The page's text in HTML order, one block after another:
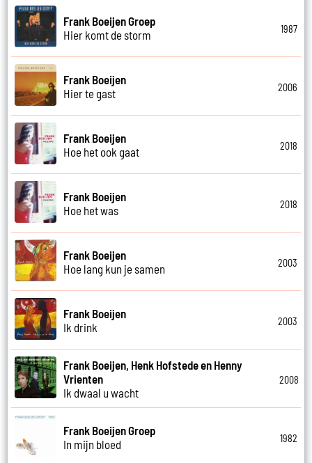
Frank Boeijen Groep
Hier komt de storm
1987
Frank Boeijen
Hier te gast
2006
Frank Boeijen
Hoe het ook gaat
2018
Frank Boeijen
Hoe het was
2018
Frank Boeijen
Hoe lang kun je samen
2003
Frank Boeijen
Ik drink
2003
Frank Boeijen, Henk Hofstede en Henny
Vrienten
Ik dwaal u wacht
2008
Frank Boeijen Groep
In mijn bloed
1982